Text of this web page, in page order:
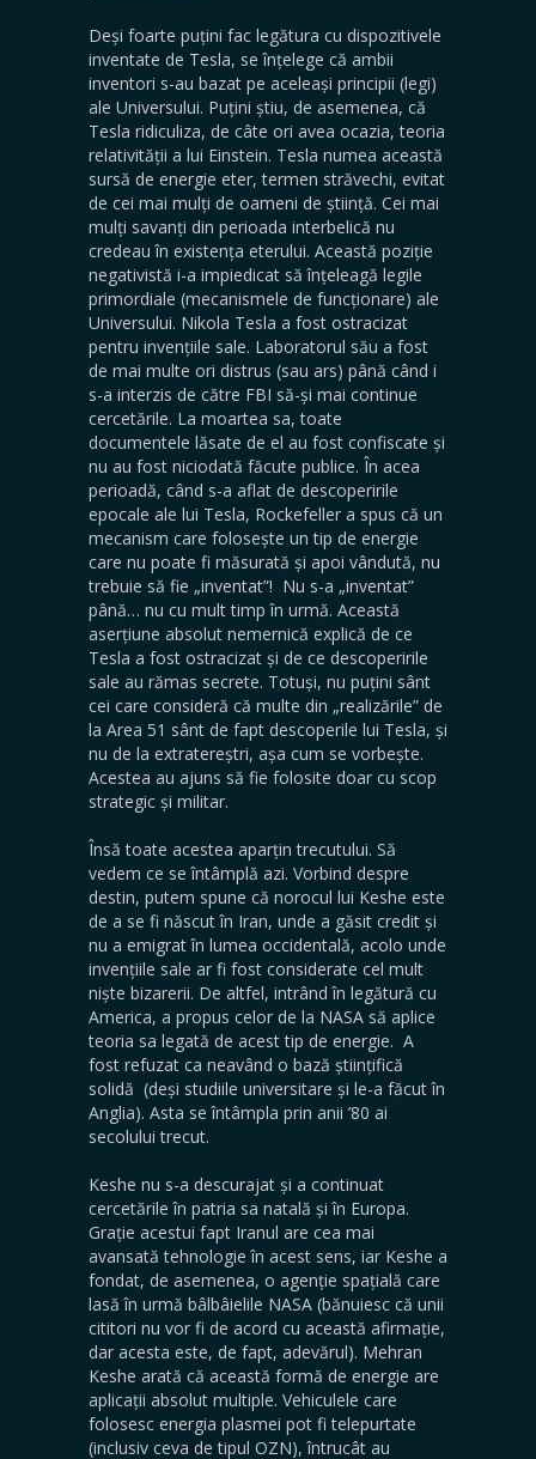
Deși foarte puțini fac legătura cu dispozitivele
inventate de Tesla, se înțelege că ambii
inventori s-au bazat pe aceleași principii (legi)
ale Universului. Puțini știu, de asemenea, că
Tesla ridiculiza, de câte ori avea ocazia, teoria
relativității a lui Einstein. Tesla numea această
sursă de energie eter, termen străvechi, evitat
de cei mai mulți de oameni de știință. Cei mai
mulți savanți din perioada interbelică nu
credeau în existența eterului. Această poziție
negativistă i-a impiedicat să înțeleagă legile
primordiale (mecanismele de funcționare) ale
Universului. Nikola Tesla a fost ostracizat
pentru invențiile sale. Laboratorul său a fost
de mai multe ori distrus (sau ars) până când i
s-a interzis de către FBI să-și mai continue
cercetările. La moartea sa, toate
documentele lăsate de el au fost confiscate și
nu au fost niciodată făcute publice. În acea
perioadă, când s-a aflat de descoperirile
epocale ale lui Tesla, Rockefeller a spus că un
mecanism care folosește un tip de energie
care nu poate fi măsurată și apoi vândută, nu
trebuie să fie „inventat”! Nu s-a „inventat”
până… nu cu mult timp în urmă. Această
aserțiune absolut nemernică explică de ce
Tesla a fost ostracizat și de ce descoperirile
sale au rămas secrete. Totuși, nu puțini sânt
cei care consideră că multe din „realizările” de
la Area 51 sânt de fapt descoperile lui Tesla, și
nu de la extratereștri, așa cum se vorbește.
Acestea au ajuns să fie folosite doar cu scop
strategic și militar.
Însă toate acestea aparțin trecutului. Să
vedem ce se întâmplă azi. Vorbind despre
destin, putem spune că norocul lui Keshe este
de a se fi născut în Iran, unde a găsit credit și
nu a emigrat în lumea occidentală, acolo unde
invențiile sale ar fi fost considerate cel mult
niște bizarerii. De altfel, intrând în legătură cu
America, a propus celor de la NASA să aplice
teoria sa legată de acest tip de energie. A
fost refuzat ca neavând o bază științifică
solidă (deși studiile universitare și le-a făcut în
Anglia). Asta se întâmpla prin anii ’80 ai
secolului trecut.
Keshe nu s-a descurajat și a continuat
cercetările în patria sa natală și în Europa.
Grație acestui fapt Iranul are cea mai
avansată tehnologie în acest sens, iar Keshe a
fondat, de asemenea, o agenție spațială care
lasă în urmă bâlbâielile NASA (bănuiesc că unii
cititori nu vor fi de acord cu această afirmație,
dar acesta este, de fapt, adevărul). Mehran
Keshe arată că această formă de energie are
aplicații absolut multiple. Vehiculele care
folosesc energia plasmei pot fi telepurtate
(inclusiv ceva de tipul OZN), întrucât au